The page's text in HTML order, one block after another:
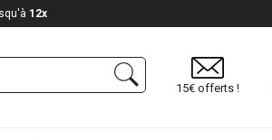
15€ offerts !
12x